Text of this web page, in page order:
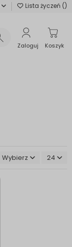
Lista życzeń ()
Zaloguj Koszyk
Wybierz 24